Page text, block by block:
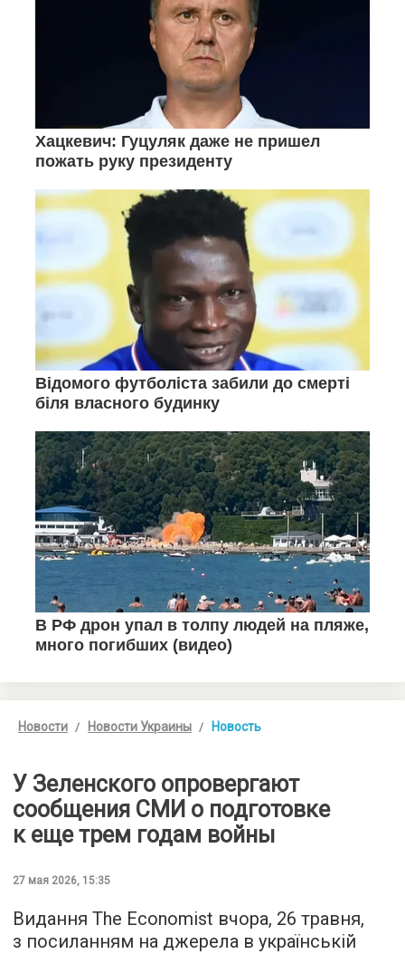
Новости Новости Украины Новость
У Зеленского опровергают
сообщения СМИ о подготовке
к еще трем годам войны
27 мая 2026, 15:35
Видання The Economist вчора, 26 травня,
з посиланням на джерела в українській